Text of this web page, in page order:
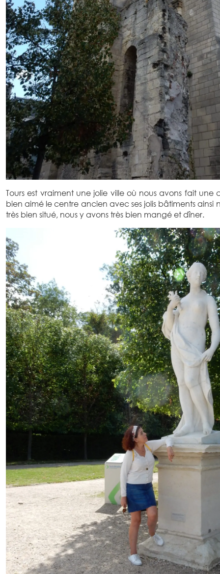
Tours est vraiment une jolie ville où nous avons fait une
bien aimé le centre ancien avec ses jolis bâtiments ainsi
très bien situé, nous y avons très bien mangé et dîner.